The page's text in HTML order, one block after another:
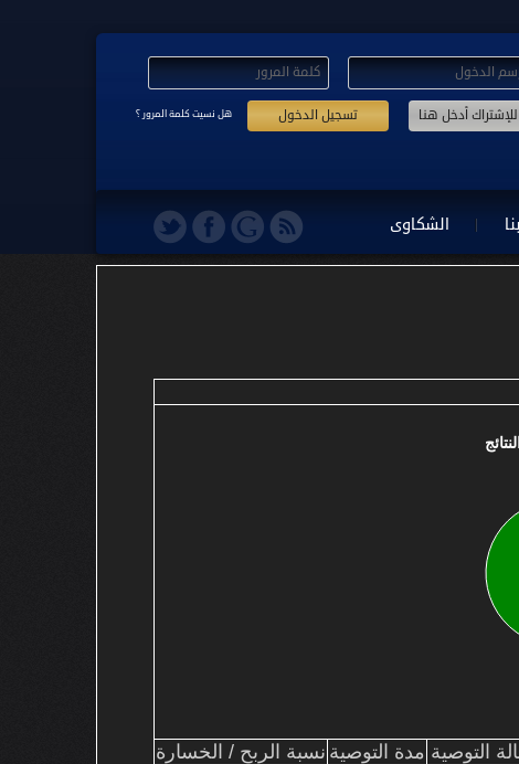
تسجيل الدخول هل نسيت كلمة المرور ؟
الشكاوى
التوصية مدة التوصية نسبة الربح / الخسارة